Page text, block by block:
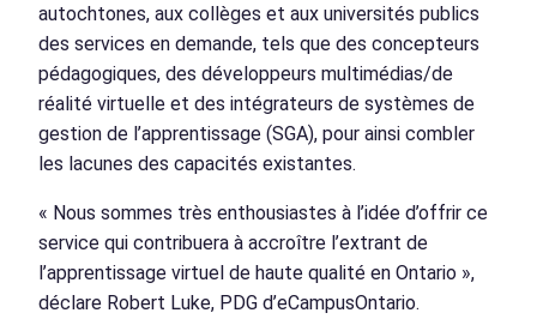
autochtones, aux collèges et aux universités publics
des services en demande, tels que des concepteurs
pédagogiques, des développeurs multimédias/de
réalité virtuelle et des intégrateurs de systèmes de
gestion de l’apprentissage (SGA), pour ainsi combler
les lacunes des capacités existantes.
« Nous sommes très enthousiastes à l’idée d’offrir ce
service qui contribuera à accroître l’extrant de
l’apprentissage virtuel de haute qualité en Ontario »,
déclare Robert Luke, PDG d’eCampusOntario.